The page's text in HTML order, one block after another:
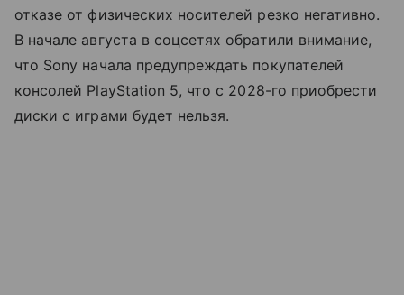
отказе от физических носителей резко негативно.
В начале августа в соцсетях обратили внимание,
что Sony начала предупреждать покупателей
консолей PlayStation 5, что с 2028-го приобрести
диски с играми будет нельзя.